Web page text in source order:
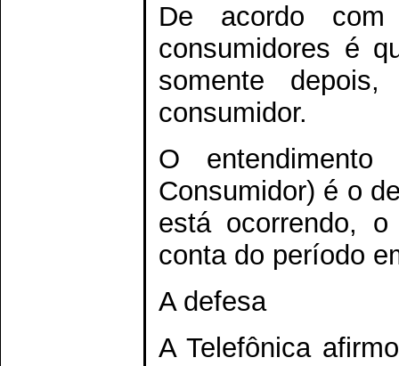
De acordo
consumidores é
somente
consumidor.
O
Consumidor) é o
está ocorrendo,
conta do período
A defesa
A Telefônica